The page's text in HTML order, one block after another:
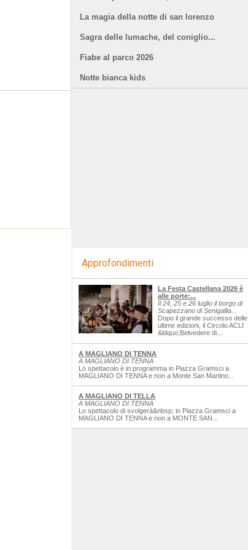
La magia della notte di san lorenzo
Sagra delle lumache, del coniglio...
Fiabe al parco 2026
Notte bianca kids
Approfondimenti
La Festa Castellana 2026 è
alle porte:...
Il 24, 25 e 26 luglio il borgo di
Scapezzano di Senigallia...
Dopo il grande successo delle
ultime edizioni, il Circolo ACLI
&ldquo;Belvedere di...
A MAGLIANO DI TENNA
A MAGLIANO DI TENNA
Lo spettacolo è in programma in Piazza Gramsci a
MAGLIANO DI TENNA e non a Monte San Martino...
A MAGLIANO DI TELLA
A MAGLIANO DI TENNA
Lo spettacolo di svolgerà&nbsp; in Piazza Gramsci a
MAGLIANO DI TENNA e non a MONTE SAN...